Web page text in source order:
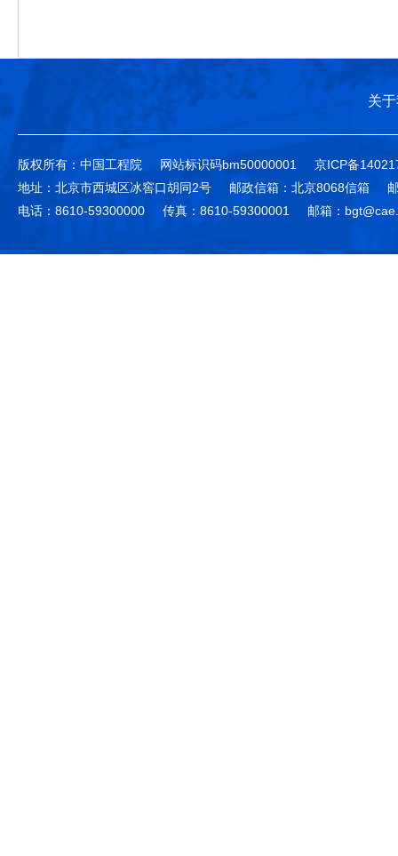
关
版权所有：中国工程院 网站标识码bm50000001
京ICP备
地址：北京市西城区冰窖口胡同2号
邮政信箱：北京8068信箱
电话：8610-59300000
传真：8610-59300001 邮箱：